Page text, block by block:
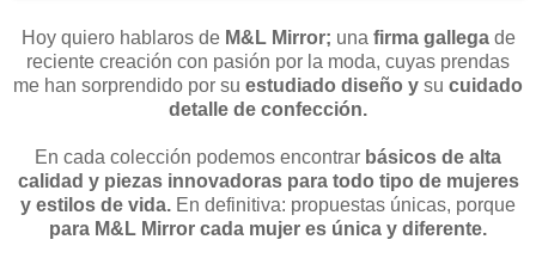
Hoy quiero hablaros de M&L Mirror; una firma gallega de
reciente creación con pasión por la moda, cuyas prendas
me han sorprendido por su estudiado diseño y su cuidado
detalle de confección.
En cada colección podemos encontrar básicos de alta
calidad y piezas innovadoras para todo tipo de mujeres
y estilos de vida. En definitiva: propuestas únicas, porque
para M&L Mirror cada mujer es única y diferente.